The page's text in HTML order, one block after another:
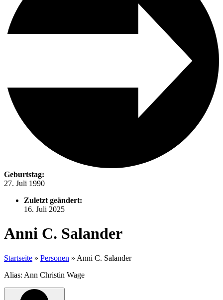
Geburtstag:
27. Juli 1990
Zuletzt geändert:
16. Juli 2025
Anni C. Salander
Startseite » Personen » Anni C. Salander
Alias: Ann Christin Wage